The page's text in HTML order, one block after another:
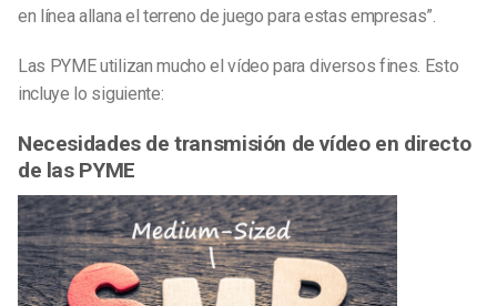
en línea allana el terreno de juego para estas empresas”.
Las PYME utilizan mucho el vídeo para diversos fines. Esto
incluye lo siguiente:
Necesidades de transmisión de vídeo en directo
de las PYME